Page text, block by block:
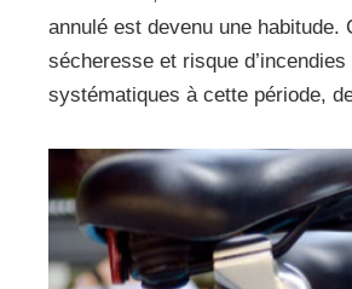
annulé est devenu une habitude.
sécheresse et risque
systématiques à cette période,